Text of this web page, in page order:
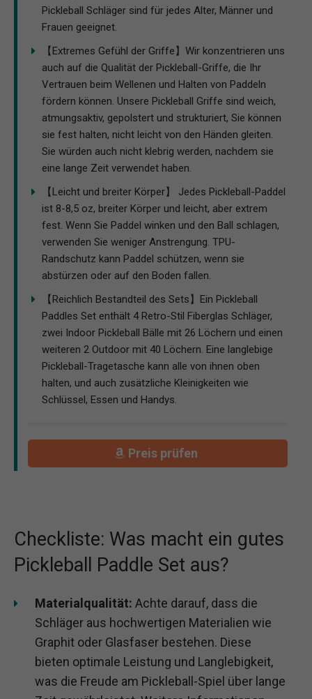
Pickleball Schläger sind für jedes Alter, Männer und
Frauen geeignet.
【Extremes Gefühl der Griffe】Wir konzentrieren uns
auch auf die Qualität der Pickleball-Griffe, die Ihr
Vertrauen beim Wellenen und Halten von Paddeln
fördern können. Unsere Pickleball Griffe sind weich,
atmungsaktiv, gepolstert und strukturiert, Sie können
sie fest halten, nicht leicht von den Händen gleiten.
Sie würden auch nicht klebrig werden, nachdem sie
eine lange Zeit verwendet haben.
【Leicht und breiter Körper】 Jedes Pickleball-Paddel
ist 8-8,5 oz, breiter Körper und leicht, aber extrem
fest. Wenn Sie Paddel winken und den Ball schlagen,
verwenden Sie weniger Anstrengung. TPU-
Randschutz kann Paddel schützen, wenn sie
abstürzen oder auf den Boden fallen.
【Reichlich Bestandteil des Sets】Ein Pickleball
Paddles Set enthält 4 Retro-Stil Fiberglas Schläger,
zwei Indoor Pickleball Bälle mit 26 Löchern und einen
weiteren 2 Outdoor mit 40 Löchern. Eine langlebige
Pickleball-Tragetasche kann alle von ihnen oben
halten, und auch zusätzliche Kleinigkeiten wie
Schlüssel, Essen und Handys.
Preis prüfen
Checkliste: Was macht ein gutes
Pickleball Paddle Set aus?
Materialqualität: Achte darauf, dass die
Schläger aus hochwertigen Materialien wie
Graphit oder Glasfaser bestehen. Diese
bieten optimale Leistung und Langlebigkeit,
was die Freude am Pickleball-Spiel über lange